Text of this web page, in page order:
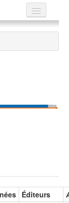
Éditeurs